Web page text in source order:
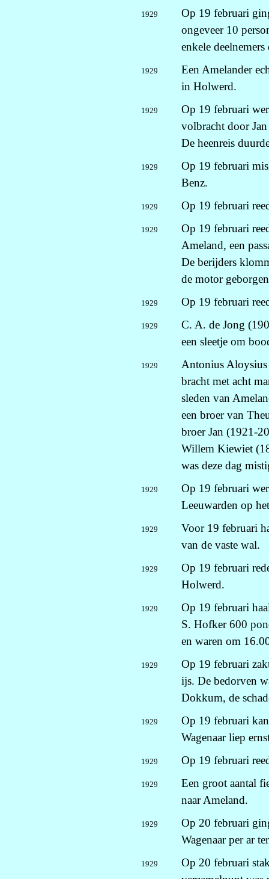
1929
Op 19 februari
ongeveer 10
enkele
1929
Een Amelander
in Holwerd.
1929
Op 19 februari
volbracht door
De heenreis
1929
Op 19 februari
Benz.
1929 Op 19 februari
1929
Op 19 februari
Ameland, een
De berijders
de motor
1929 Op 19 februari
1929
C. A. de Jong
een sleetje om
1929
Antonius
bracht met acht
sleden van
een broer van
broer Jan (1921-
Willem Kiewiet
was deze dag
1929
Op 19 februari
Leeuwarden op
1929
Voor 19 februari
van de vaste wal.
1929
Op 19 februari
Holwerd.
1929
Op 19 februari
S. Hofker 600
en waren om
1929
Op 19 februari
ijs. De bedorven
Dokkum, de
1929
Op 19 februari
Wagenaar liep
1929 Op 19 februari
1929
Een groot aantal
naar Ameland.
1929
Op 20 februari
Wagenaar per ar
1929
Op 20 februari